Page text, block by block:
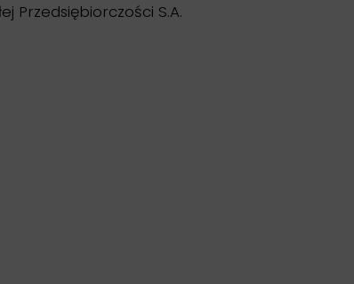
Przedsiębiorczości S.A.